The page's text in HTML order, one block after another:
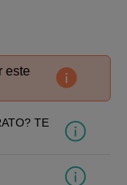
este
TE